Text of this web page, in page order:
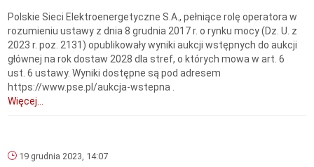
Polskie Sieci Elektroenergetyczne S.A., pełniące rolę operatora w
rozumieniu ustawy z dnia 8 grudnia 2017 r. o rynku mocy (Dz. U. z
2023 r. poz. 2131) opublikowały wyniki aukcji wstępnych do aukcji
głównej na rok dostaw 2028 dla stref, o których mowa w art. 6
ust. 6 ustawy. Wyniki dostępne są pod adresem
https://www.pse.pl/aukcja-wstepna .
Więcej...
19 grudnia 2023, 14:07